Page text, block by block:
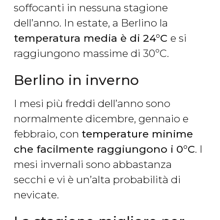
soffocanti in nessuna stagione
dell’anno. In estate, a Berlino la
temperatura media è di 24°C e si
raggiungono massime di 30ºC.
Berlino in inverno
I mesi più freddi dell’anno sono
normalmente dicembre, gennaio e
febbraio, con temperature minime
che facilmente raggiungono i 0°C. I
mesi invernali sono abbastanza
secchi e vi è un’alta probabilità di
nevicate.